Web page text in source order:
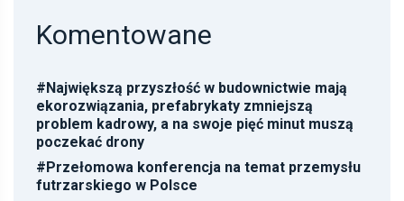
Komentowane
# Największą przyszłość w budownictwie mają
ekorozwiązania, prefabrykaty zmniejszą
problem kadrowy, a na swoje pięć minut muszą
poczekać drony
# Przełomowa konferencja na temat przemysłu
futrzarskiego w Polsce